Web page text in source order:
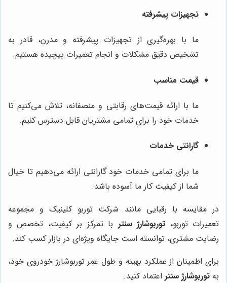
تجهیزات پیشرفته
ما با بهره‌گیری از تجهیزات پیشرفته و مدرن، قادر به
تشخیص دقیق مشکلات و انجام تعمیرات پیچیده هستیم.
قیمت مناسب
ما با ارائه قیمت‌های رقابتی و منصفانه، تلاش می‌کنیم تا
خدمات خود را برای تمامی مشتریان قابل دسترس کنیم.
گارانتی خدمات
ما برای تمامی خدمات خود گارانتی ارائه می‌دهیم تا خیال
شما از کیفیت کار ما آسوده باشد.
در مقایسه با رقبایی مانند شرکت توربو کلینیک و مجموعه
تعمیرات توربو، توربوشارژ سنتر با تمرکز بر کیفیت، تخصص و
رضایت مشتری، توانسته است جایگاه ویژه‌ای در بازار کسب کند.
برای اطمینان از عملکرد بهینه و طول عمر توربوشارژ خودروی خود،
به توربوشارژ سنتر اعتماد کنید.